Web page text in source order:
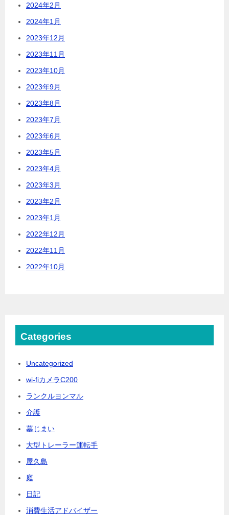
2024年2月
2024年1月
2023年12月
2023年11月
2023年10月
2023年9月
2023年8月
2023年7月
2023年6月
2023年5月
2023年4月
2023年3月
2023年2月
2023年1月
2022年12月
2022年11月
2022年10月
Categories
Uncategorized
wi-fiカメラC200
ランクルヨンマル
介護
墓じまい
大型トレーラー運転手
屋久島
庭
日記
消費生活アドバイザー